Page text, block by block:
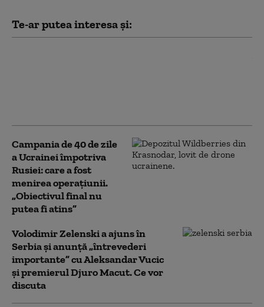
Te-ar putea interesa și:
Campania de 40 de zile
a Ucrainei împotriva
Rusiei: care a fost
menirea operațiunii.
„Obiectivul final nu
putea fi atins”
Volodimir Zelenski a ajuns în
Serbia și anunță „întrevederi
importante” cu Aleksandar Vucic
și premierul Djuro Macut. Ce vor
discuta